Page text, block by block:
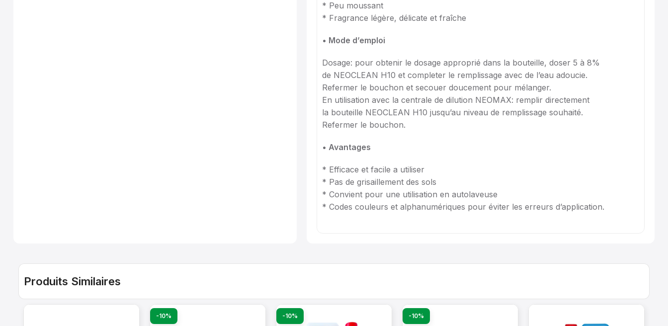
* Peu moussant
* Fragrance légère, délicate et fraîche
• Mode d’emploi
Dosage: pour obtenir le dosage approprié dans la bouteille, doser 5 à 8%
de NEOCLEAN H10 et completer le remplissage avec de l’eau adoucie.
Refermer le bouchon et secouer doucement pour mélanger.
En utilisation avec la centrale de dilution NEOMAX: remplir directement
la bouteille NEOCLEAN H10 jusqu’au niveau de remplissage souhaité.
Refermer le bouchon.
• Avantages
* Efficace et facile a utiliser
* Pas de grisaillement des sols
* Convient pour une utilisation en autolaveuse
* Codes couleurs et alphanumériques pour éviter les erreurs d’application.
Produits Similaires
-10% -10% -10%